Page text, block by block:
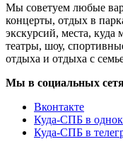
Мы советуем любые
концерты, отдых в
экскурсий, места, куда
театры, шоу,
отдыха и отдыха с
Мы в социальных
Вконтакте
Куда-СПБ в
Куда-СПБ в